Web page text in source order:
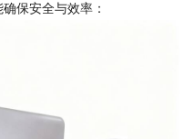
保安全与效率：